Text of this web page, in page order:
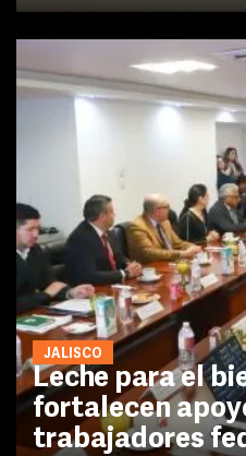
JALISCO
Leche para el
fortalecen
trabajadores